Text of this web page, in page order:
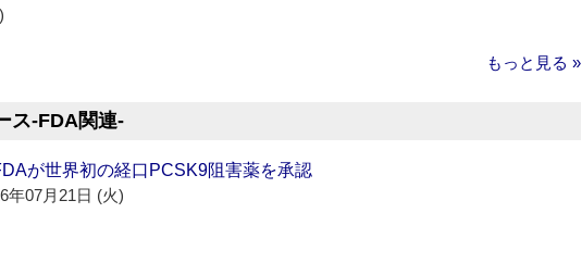
もっと見る »
ス‐FDA関連‐
が世界初の経口PCSK9阻害薬を承認
年07月21日 (火)